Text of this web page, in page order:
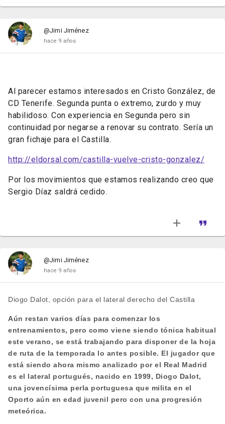
@Jimi Jiménez
hace 9 años
Al parecer estamos interesados en Cristo González, de
CD Tenerife. Segunda punta o extremo, zurdo y muy
habilidoso. Con experiencia en Segunda pero sin
continuidad por negarse a renovar su contrato. Sería un
gran fichaje para el Castilla.
http://eldorsal.com/castilla-vuelve-cristo-gonzalez/
Por los movimientos que estamos realizando creo que
Sergio Díaz saldrá cedido.
@Jimi Jiménez
hace 9 años
Diogo Dalot, opción para el lateral derecho del Castilla
Aún restan varios días para comenzar los
entrenamientos, pero como viene siendo tónica habitual
este verano, se está trabajando para disponer de la hoja
de ruta de la temporada lo antes posible. El jugador que
está siendo ahora mismo analizado por el Real Madrid
es el lateral portugués, nacido en 1999, Diogo Dalot,
una jovencísima perla portuguesa que milita en el
Oporto aún en edad juvenil pero con una progresión
meteórica.